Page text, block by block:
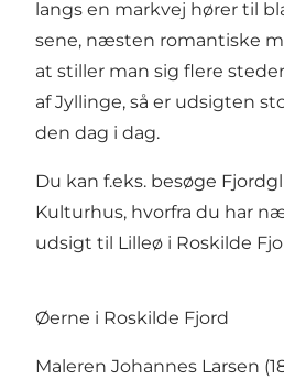
langs en markvej hører til
sene, næsten romantiske
at stiller man sig flere
af Jyllinge, så er udsigten
den dag i dag.
Du kan f.eks. besøge
Kulturhus, hvorfra du har
udsigt til Lilleø i Roskilde
Øerne i Roskilde Fjord
Maleren Johannes Larsen